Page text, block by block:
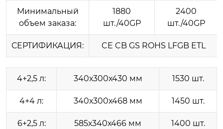
Минимальный
объем заказа:
1880
шт./40GP
2400
шт./40GP
СЕРТИФИКАЦИЯ: CE CB GS ROHS LFGB ETL
4+2,5 л: 340х300х430 мм 1530 шт.
4+4 л: 340х300х468 мм 1450 шт.
6+2,5 л: 585х340х466 мм 1400 шт.